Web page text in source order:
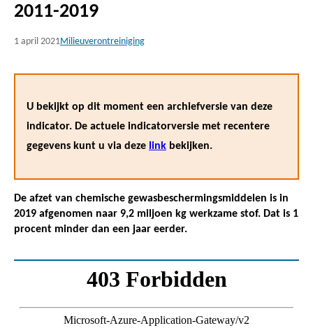
2011-2019
1 april 2021Milieuverontreiniging
U bekijkt op dit moment een archiefversie van deze
indicator. De actuele indicatorversie met recentere
gegevens kunt u via deze link bekijken.
De afzet van chemische gewasbeschermingsmiddelen is in
2019 afgenomen naar 9,2 miljoen kg werkzame stof. Dat is 1
procent minder dan een jaar eerder.